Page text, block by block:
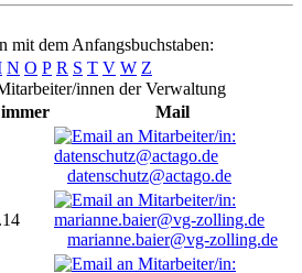
mit dem Anfangsbuchstaben:
N O P R S T V W Z
innen der Verwaltung
Mail
datenschutz@actago.de
marianne.baier@vg-zolling.de